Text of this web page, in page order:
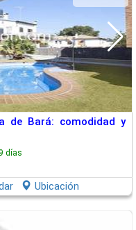
de Bará: comodidad y
días
Ubicación